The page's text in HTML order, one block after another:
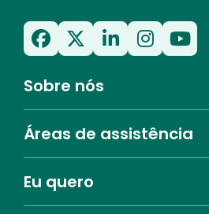
Sobre nós
Áreas de assistência
Eu quero